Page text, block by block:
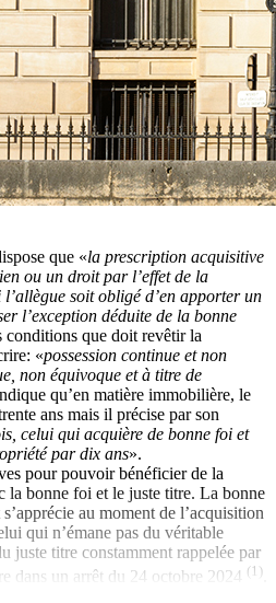
que «la prescription acquisitive
ou un droit par l’effet de la
soit obligé d’en apporter un
l’exception déduite de la bonne
conditions que doit revêtir la
«possession continue et non
non équivoque et à titre de
qu’en matière immobilière, le
ans mais il précise par son
celui qui acquière de bonne foi et
par dix ans».
pour pouvoir bénéficier de la
la bonne foi et le juste titre. La bonne
au moment de l’acquisition
qui n’émane pas du véritable
juste titre constamment rappelée par
dans un arrêt du 24 octobre 2024 (1)